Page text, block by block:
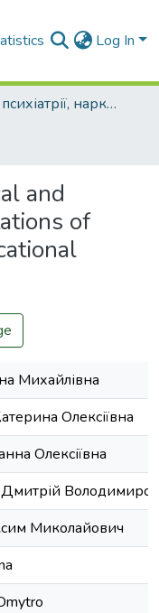
Log In
Кафедра психіатрії, наркології, медичної психології та соціальної роботи
and
of
Михайлівна
Олексіївна
Олексіївна
Миколайович